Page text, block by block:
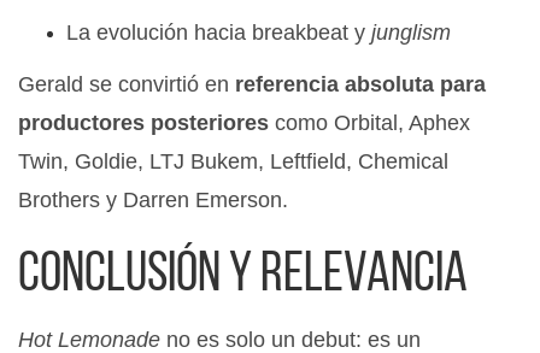
La evolución hacia breakbeat y junglism
Gerald se convirtió en referencia absoluta para
productores posteriores como Orbital, Aphex
Twin, Goldie, LTJ Bukem, Leftfield, Chemical
Brothers y Darren Emerson.
Conclusión y relevancia
Hot Lemonade no es solo un debut: es un